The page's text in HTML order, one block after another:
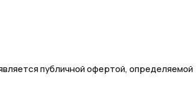
публичной офертой, определяемой